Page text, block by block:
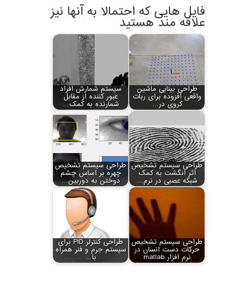
فایل هایی که احتمالا به آنها نیز
علاقه مند هستید
طراحی بینایی ماشین
واقعی افزوده برای ربات
کروی در…
سیستم شمارش افراد
عبور کننده از مقابل
شمارنده به کمک…
طراحی سیستم تشخیص
اثر انگشت به کمک
شبکه عصبی در نرم…
طراحی سیستم تشخیص
چهره بر اساس چشم
دوختن به دوربین…
طراحی سیستم تشخیص
حرکات دست انسان در
نرم افزار matlab
طراحی کنترلر PID برای
سیستم جرم و فنر همراه
با…